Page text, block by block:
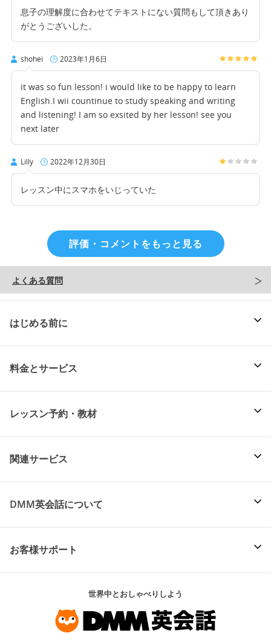
息子の理解度に合わせてテキストにない質問もして頂きあり
がとうございした。
shohei 2023年1月6日
it was so fun lesson! i would like to be happy to learn
English.I wii countinue to study speaking and writing
and listening! I am so exsited by her lesson! see you
next later
Lilly 2022年12月30日
レッスン中にスマホをいじっていた
評価・コメントをもっと見る
よくある質問
はじめる前に
料金とサービス
レッスン予約・教材
関連サービス
DMM英会話について
お客様サポート
世界中とおしゃべりしよう